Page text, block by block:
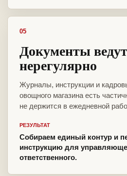
05
Документы
нерегулярно
Журналы, инструкции и
овощного магазина есть
не держится в ежедневной
РЕЗУЛЬТАТ
Собираем единый контур и
инструкцию для
ответственного.